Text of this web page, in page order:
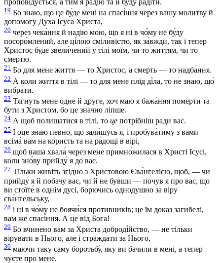
19 Бо знаю, що це бу́де мені на спасі́ння через вашу молитву й
допомогу Духа Ісуса Христа,
20 через чека́ння й надію мою, що я ні в чо́му не бу́ду
посоро́млений, але ці́лою сміли́вістю, як за́вжди, так і тепер
Христос буде звели́чений у тілі моїм, чи то життям, чи то
смертю.
21 Бо для мене життя — то Христос, а смерть — то надба́ння.
22 А коли життя в тілі — то для мене плід ді́ла, то не знаю, що́
вибрати.
23 Тягнуть мене одне й друге, хоч маю я бажа́ння померти та
бути з Христом, бо це значно ліпше.
24 А щоб полишатися в тілі, то це потрібніш ради вас.
25 І оце знаю певно, що зали́шусь я, і пробува́тиму з вами
всіма́ вам на ко́ристь та на ра́дощі в вірі,
26 щоб ваша хвала́ через мене примно́жилася в Христі Ісусі,
коли зно́ву прийду́ я до вас.
27 Тільки живіть згідно з Христовою Єва́нгелією, щоб, — чи
прийду́ я й побачу вас, чи й не бувши — почув я про вас, що
ви стоїте́ в однім дусі, бо́рючись однодушно за віру
єва́нгельську,
28 і ні в чо́му не боячи́ся противників; це їм доказ загибелі,
вам же спасі́ння. А це від Бога!
29 Бо вчинено вам за Христа доброді́йство, — не тільки
вірувати в Нього, але і страждати за Нього,
30 маючи таку саму боротьбу́, яку ви бачили в мені, а тепер
чуєте про мене.